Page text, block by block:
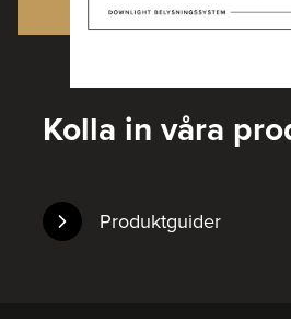
Kolla in våra
Produktguider